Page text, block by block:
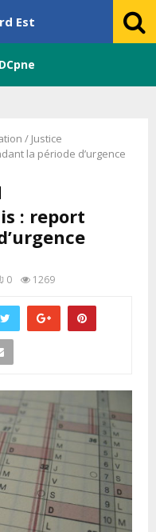
Est
/ Justice
la période d’urgence
: report
0 1269